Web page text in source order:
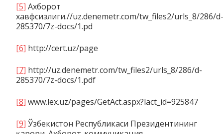
[5] Ахборот
хавфсизлиги.//uz.denemetr.com/tw_files2/urls_8/286/d-
285370/7z-docs/1.pd
[6] http://cert.uz/page
[7] http://uz.denemetr.com/tw_files2/urls_8/286/d-
285370/7z-docs/1.pdf
[8] www.lex.uz/pages/GetAct.aspx?lact_id=925847
[9] Ўзбекистон Республикаси Президентининг